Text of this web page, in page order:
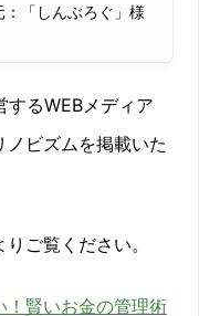
：「しんぶろぐ」様
するWEBメディア
ノビズムを掲載いた
ご覧ください。
！賢いお金の管理術